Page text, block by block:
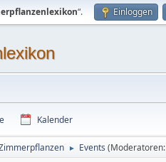
“. Einloggen
Kalender
► Events (Moderatoren: